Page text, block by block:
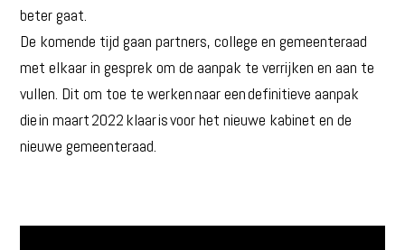
beter gaat.
De komende tijd gaan partners, college en gemeenteraad
met elkaar in gesprek om de aanpak te verrijken en aan te
vullen. Dit om toe te werken naar een definitieve aanpak
die in maart 2022 klaar is voor het nieuwe kabinet en de
nieuwe gemeenteraad.